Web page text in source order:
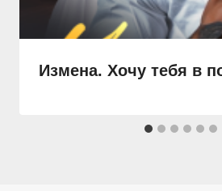
Измена. Хочу тебя в